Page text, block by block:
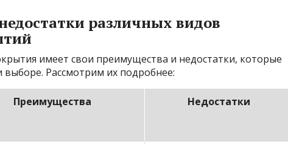
различных видов
имеет свои преимущества и недостатки, которые
Рассмотрим их подробнее:
Преимущества Недостатки